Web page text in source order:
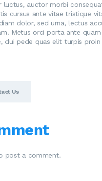
luctus, auctor morbi
cursus ante vitae tristique
dolor, sed urna, lectus
Metus orci porta ante
dui pede quas elit turpis
Us
post a comment.